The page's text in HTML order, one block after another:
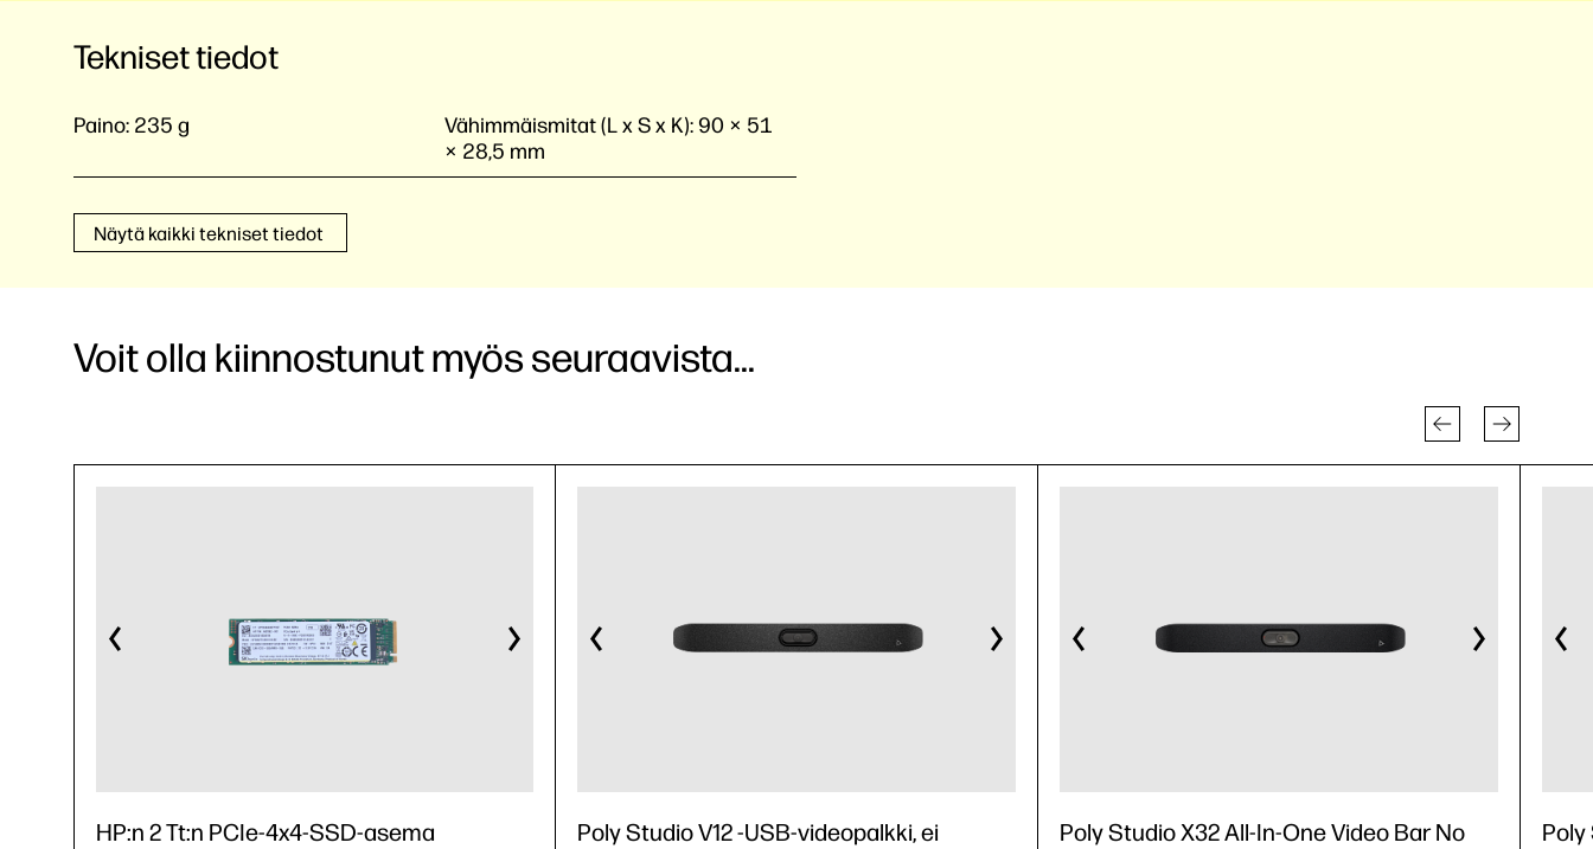
Tekniset tiedot
Paino: 235 g Vähimmäismitat (L x S x K):90 × 51
× 28,5 mm
Näytä kaikki tekniset tiedot
Voit olla kiinnostunut myös seuraavista...
HP:n 2 Tt:n PCIe-4x4-SSD-asema
Poly Studio V12 -USB-videopalkki, ei
Poly Studio X32 All-In-One Video Bar No
Poly